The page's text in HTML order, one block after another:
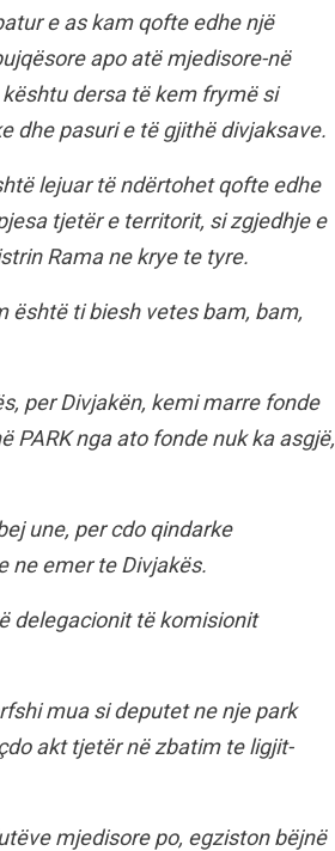
e as kam qofte edhe një
apo atë mjedisore-në
dersa të kem frymë si
dhe pasuri e të gjithë divjaksave.
lejuar të ndërtohet qofte edhe
tjetër e territorit, si zgjedhje e
Rama ne krye te tyre.
është ti biesh vetes bam, bam,
per Divjakën, kemi marre fonde
PARK nga ato fonde nuk ka asgjë,
une, per cdo qindarke
ne emer te Divjakës.
delegacionit të komisionit
mua si deputet ne nje park
akt tjetër në zbatim te ligjit-
mjedisore po, egziston bëjnë